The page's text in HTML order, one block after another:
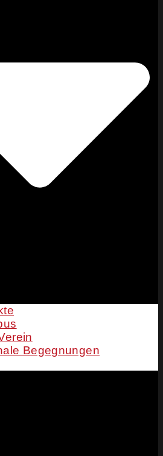
Begegnungen